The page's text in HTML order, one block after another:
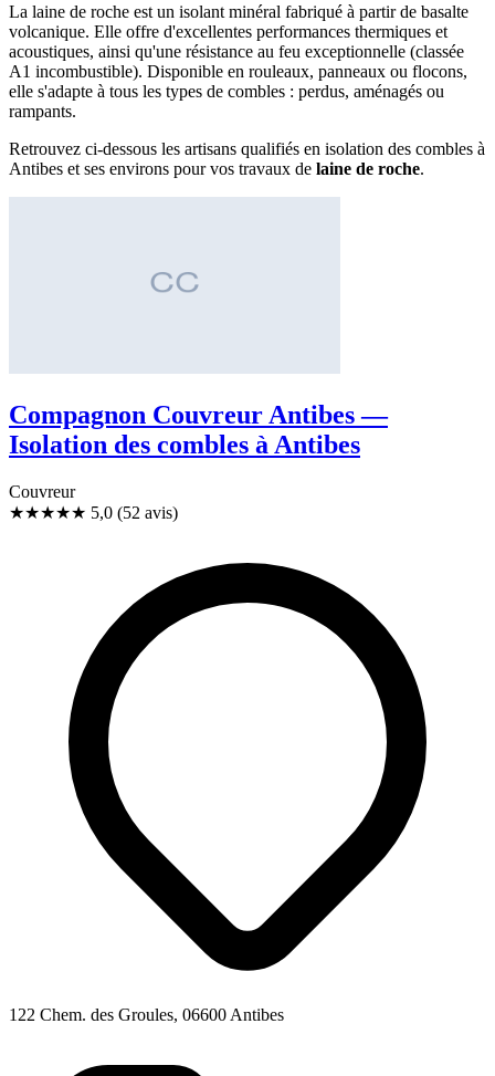
La laine de roche est un isolant minéral fabriqué à partir de basalte
volcanique. Elle offre d'excellentes performances thermiques et
acoustiques, ainsi qu'une résistance au feu exceptionnelle (classée
A1 incombustible). Disponible en rouleaux, panneaux ou flocons,
elle s'adapte à tous les types de combles : perdus, aménagés ou
rampants.
Retrouvez ci-dessous les artisans qualifiés en isolation des combles à
Antibes et ses environs pour vos travaux de laine de roche.
Compagnon Couvreur Antibes —
Isolation des combles à Antibes
Couvreur
★★★★★ 5,0 (52 avis)
122 Chem. des Groules, 06600 Antibes